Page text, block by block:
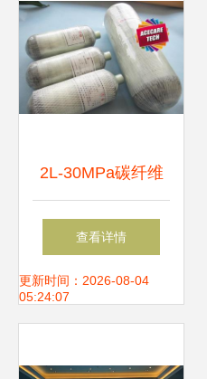
2L-30MPa碳纤维
气瓶 轻量化高压储
存的卓越选择
查看详情
更新时间：2026-08-04
05:24:07